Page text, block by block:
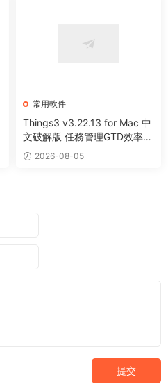
常用軟件
Things3 v3.22.13 for Mac 中
文破解版 任務管理GTD效率工
具 2026-08-05
提交